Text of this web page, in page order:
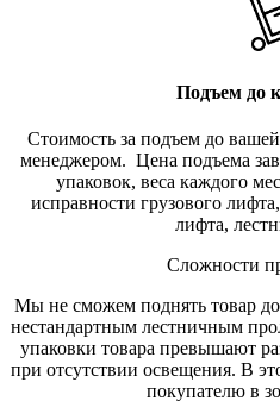
Подъем до
Стоимость за подъем до
менеджером. Цена подъема
упаковок, веса каждого
исправности грузового
лифта,
Сложности
Мы не сможем поднять товар
нестандартным лестничным
упаковки товара превышают
при отсутствии освещения. В
покупателю в